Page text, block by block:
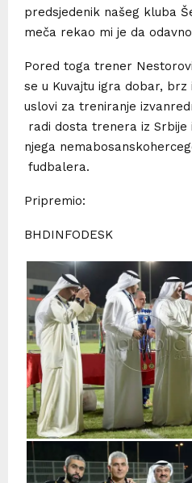
predsjedenik našeg kluba
meča rekao mi je da
Pored toga trener
se u Kuvajtu igra dobar,
uslovi za treniranje
radi dosta trenera iz
njega
fudbalera.
Pripremio:
BHDINFODESK